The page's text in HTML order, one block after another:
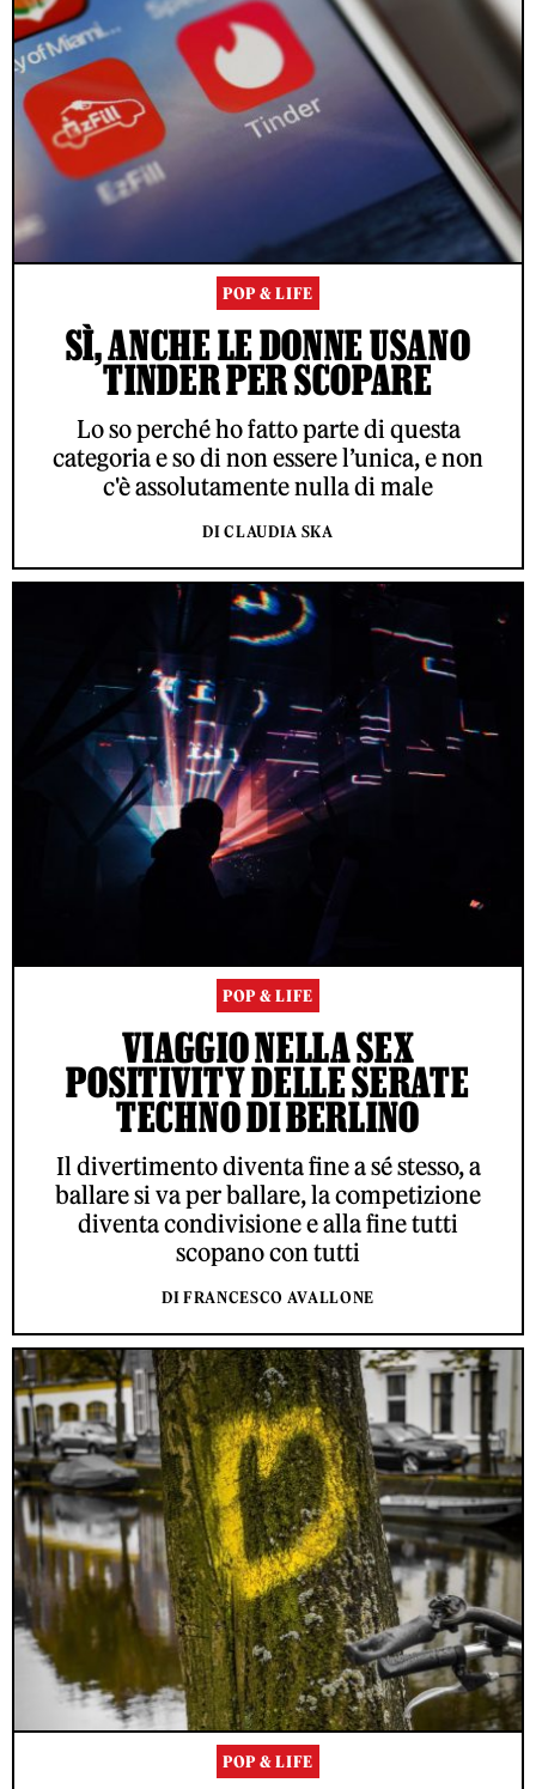
POP & LIFE
SÌ, ANCHE LE DONNE USANO
TINDER PER SCOPARE
Lo so perché ho fatto parte di questa
categoria e so di non essere l’unica, e non
c'è assolutamente nulla di male
DI CLAUDIA SKA
POP & LIFE
VIAGGIO NELLA SEX
POSITIVITY DELLE SERATE
TECHNO DI BERLINO
Il divertimento diventa fine a sé stesso, a
ballare si va per ballare, la competizione
diventa condivisione e alla fine tutti
scopano con tutti
DI FRANCESCO AVALLONE
POP & LIFE